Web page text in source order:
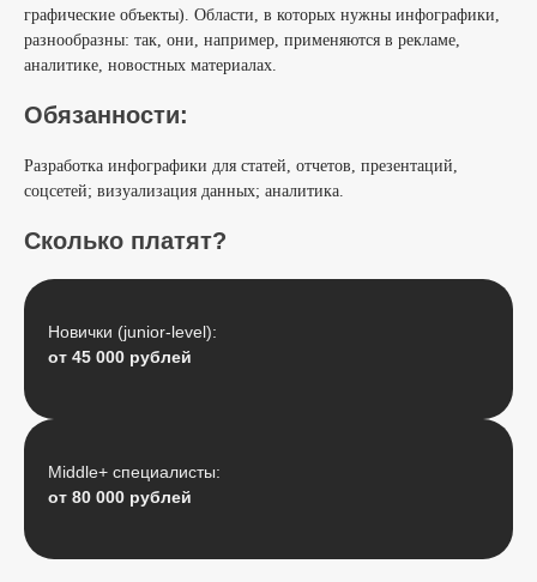
графические объекты). Области, в которых нужны инфографики,
разнообразны: так, они, например, применяются в рекламе,
аналитике, новостных материалах.
Обязанности:
Разработка инфографики для статей, отчетов, презентаций,
соцсетей; визуализация данных; аналитика.
Сколько платят?
Новички (junior-level):
от 45 000 рублей
Middle+ специалисты:
от 80 000 рублей